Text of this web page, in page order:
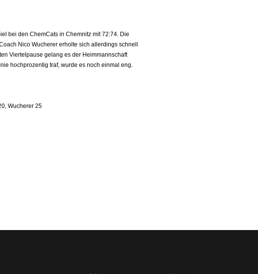
bei den ChemCats in Chemnitz mit 72:74. Die
Nico Wucherer erholte sich allerdings schnell
Viertelpause gelang es der Heimmannschaft
hochprozentig traf, wurde es noch einmal eng.
Wucherer 25